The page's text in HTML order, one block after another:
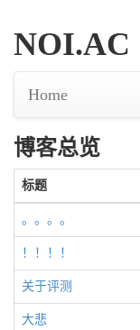
NOI.AC
Home
博客总览
标题
。。。。
！！！！
关于评测
大悲